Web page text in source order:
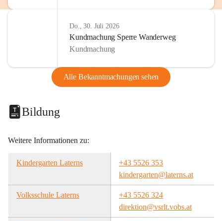
Do., 30. Juli 2026
Kundmachung Sperre Wanderweg
Kundmachung
Alle Bekanntmachungen sehen
Bildung
Weitere Informationen zu:
Kindergarten Laterns
+43 5526 353
kindergarten@laterns.at
Volksschule Laterns
+43 5526 324
direktion@vsrlt.vobs.at